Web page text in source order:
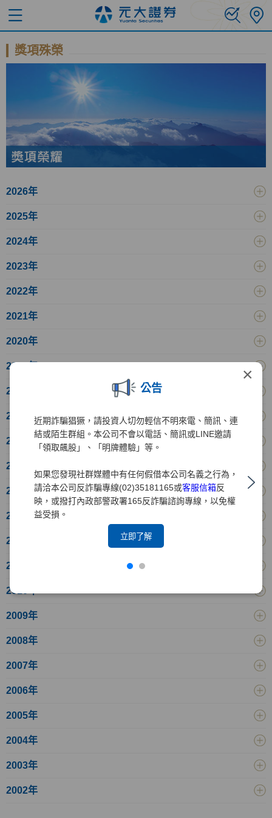
×
公告
近期詐騙猖獗，請投資人切勿輕信不明來電、簡訊、連
結或陌生群組。本公司不會以電話、簡訊或LINE邀請
「領取飆股」、「明牌體驗」等。
如果您發現社群媒體中有任何假借本公司名義之行為，
請洽本公司反詐騙專線(02)35181165或客服信箱反
映，或撥打內政部警政署165反詐騙諮詢專線，以免權
益受損。
立即了解
獎項殊榮
2026年
2025年
2024年
2023年
2022年
2021年
2020年
2019年
2018年
2017年
2016年
2015年
2014年
2013年
2012年
2011年
2010年
2009年
2008年
2007年
2006年
2005年
2004年
2003年
2002年